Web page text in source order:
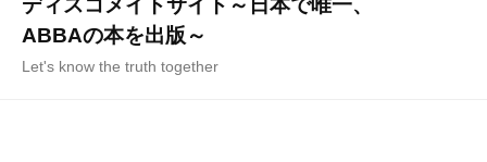
ディスコメイトサイト～日本で唯一、
ABBAの本を出版～
Let's know the truth together